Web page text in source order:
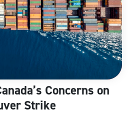
Concerns on
Strike